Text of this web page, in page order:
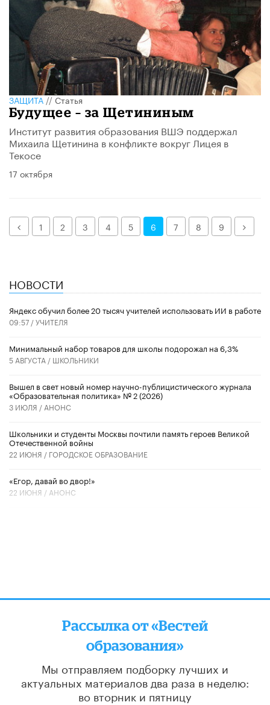
ЗАЩИТА//Статья
Будущее – за Щетининым
Институт развития образования ВШЭ поддержал
Михаила Щетинина в конфликте вокруг Лицея в
Текосе
17 октября
Назад1 2 3 4 5 6 7 8 9 Далее
НОВОСТИ
​Яндекс обучил более 20 тысяч учителей использовать ИИ в работе
09:57 /УЧИТЕЛЯ
Минимальный набор товаров для школы подорожал на 6,3%
5 АВГУСТА / ШКОЛЬНИКИ
Вышел в свет новый номер научно-публицистического журнала
«Образовательная политика» № 2 (2026)
3 ИЮЛЯ / АНОНС
Школьники и студенты Москвы почтили память героев Великой
Отечественной войны
22 ИЮНЯ / ГОРОДСКОЕ ОБРАЗОВАНИЕ
«Егор, давай во двор!»
22 ИЮНЯ / АНОНС
Рассылка от «Вестей
образования»
Мы отправляем подборку лучших и
актуальных материалов два раза в неделю:
во вторник и пятницу